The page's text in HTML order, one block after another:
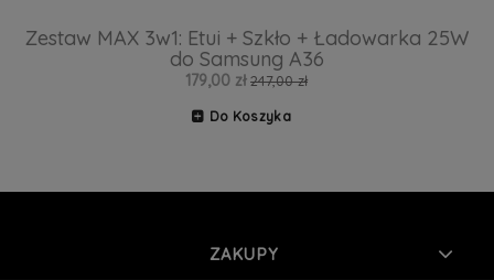
Zestaw MAX 3w1: Etui + Szkło + Ładowarka 25W
do Samsung A36
179,00 zł 247,00 zł
Do Koszyka
ZAKUPY